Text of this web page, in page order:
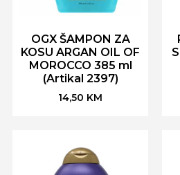
OGX ŠAMPON ZA
KOSU ARGAN OIL OF
MOROCCO 385 ml
(Artikal 2397)
14,50 KM